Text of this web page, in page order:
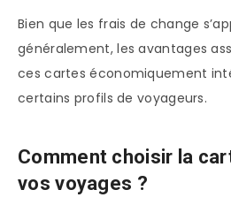
Bien que les frais de change
généralement, les avantages
ces cartes économiquement
certains profils de voyageurs.
Comment choisir la
vos voyages ?